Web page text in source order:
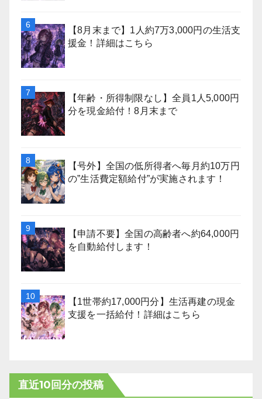
【8月末まで】1人約7万3,000円の生活支
援金！詳細はこちら
【年齢・所得制限なし】全員1人5,000円
分を現金給付！8月末まで
【号外】全国の低所得者へ毎月約10万円
の”生活費定額給付”が実施されます！
【申請不要】全国の高齢者へ約64,000円
を自動給付します！
【1世帯約17,000円分】生活再建の現金
支援を一括給付！詳細はこちら
直近10回分の投稿